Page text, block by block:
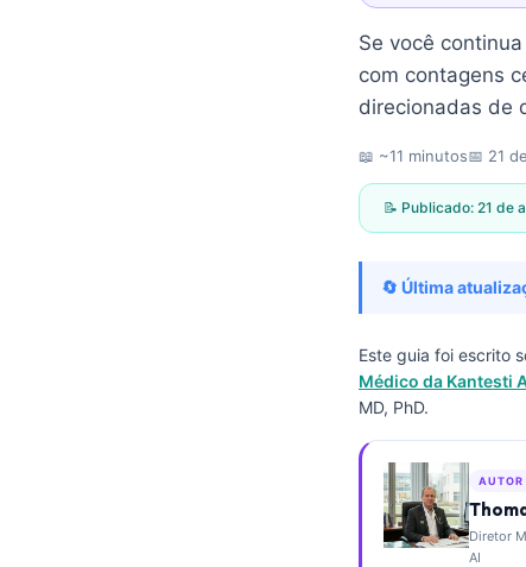
Se você
com contagens
direcionadas de
📖 ~11 minutos📅 21
📝 Publicado: 21 de
🔄 Última
Este guia foi escrito
Médico da Kantesti
MD, PhD.
AUTOR
Diretor
AI